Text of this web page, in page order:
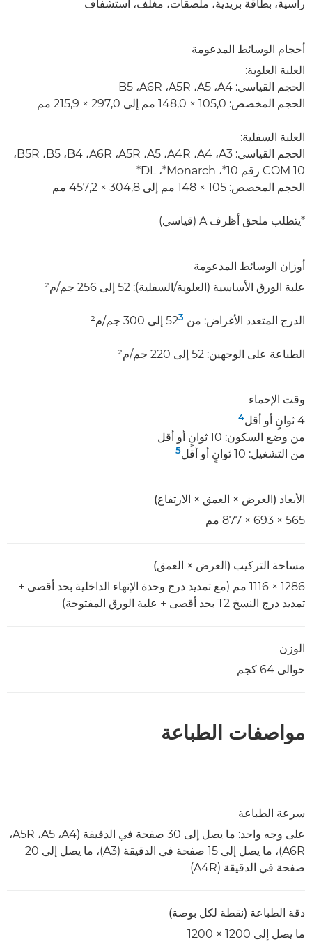
رأسية، بطاقة بريدية، ملصقات، مغلف، استشفاف
أحجام الوسائط المدعومة
العلبة العلوية:
الحجم القياسي: A4‏، A5‏، A5R‏، A6R‏، B5
الحجم المخصص: 105,0 × 148,0 مم إلى 297,0 × 215,9 مم
العلبة السفلية:
الحجم القياسي: A3‏، A4‏، A4R‏، A5‏، A5R‏، A6R‏، B4‏، B5‏، B5R‏،
COM 10 رقم 10*، Monarch*، ‏DL*
الحجم المخصص: 105 × 148 مم إلى 304,8 × 457,2 مم
*يتطلب ملحق أظرف A (قياسي)
أوزان الوسائط المدعومة
علبة الورق الأساسية (العلوية/السفلية): 52 إلى 256 جم/م²
الدرج المتعدد الأغراض: من 52 3 إلى 300 جم/م²
الطباعة على الوجهين: 52 إلى 220 جم/م²
وقت الإحماء
4 ثوانٍ أو أقل
4
من وضع السكون: 10 ثوانٍ أو أقل
من التشغيل: 10 ثوانٍ أو أقل
5
الأبعاد (العرض × العمق × الارتفاع)
565 × 693 × 877 مم
مساحة التركيب (العرض × العمق)
1286 × 1116 مم (مع تمديد درج وحدة الإنهاء الداخلية بحد أقصى +
تمديد درج النسخ T2 بحد أقصى + علبة الورق المفتوحة)
الوزن
حوالى 64 كجم
مواصفات الطباعة
سرعة الطباعة
على وجه واحد: ما يصل إلى 30 صفحة في الدقيقة (A4‏، A5‏، A5R‏،
A6R)، ما يصل إلى 15 صفحة في الدقيقة (A3)، ما يصل إلى 20
صفحة في الدقيقة (A4R)
دقة الطباعة (نقطة لكل بوصة)
ما يصل إلى 1200 × 1200